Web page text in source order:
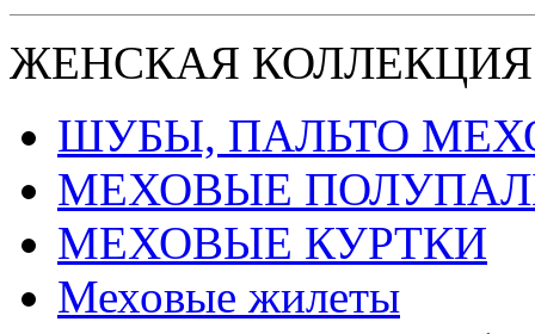
ЖЕНСКАЯ КОЛЛЕКЦИЯ
ШУБЫ, ПАЛЬТО
МЕХОВЫЕ
МЕХОВЫЕ КУРТКИ
Меховые жилеты